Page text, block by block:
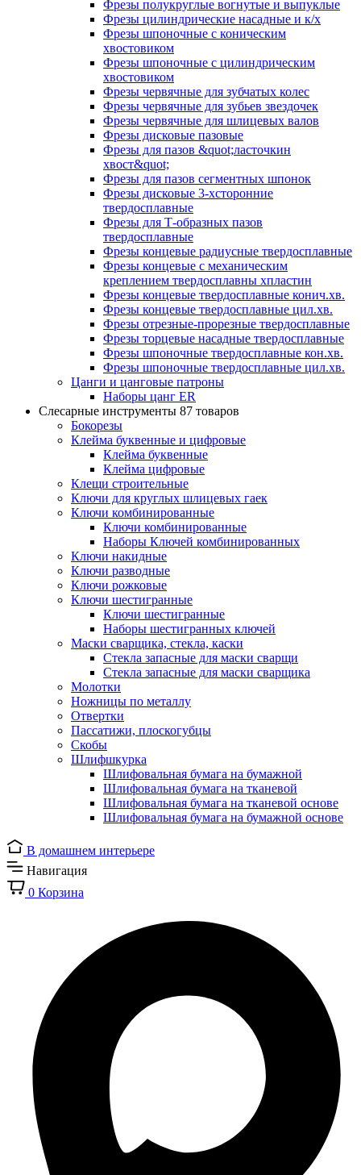
Фрезы полукруглые вогнутые и выпуклые
Фрезы цилиндрические насадные и к/х
Фрезы шпоночные с коническим
хвостовиком
Фрезы шпоночные с цилиндрическим
хвостовиком
Фрезы червячные для зубчатых колес
Фрезы червячные для зубьев звездочек
Фрезы червячные для шлицевых валов
Фрезы дисковые пазовые
Фрезы для пазов &quot;ласточкин
хвост&quot;
Фрезы для пазов сегментных шпонок
Фрезы дисковые 3-хсторонние
твердосплавные
Фрезы для Т-образных пазов
твердосплавные
Фрезы концевые радиусные твердосплавные
Фрезы концевые с механическим
креплением твердосплавны хпластин
Фрезы концевые твердосплавные конич.хв.
Фрезы концевые твердосплавные цил.хв.
Фрезы отрезные-прорезные твердосплавные
Фрезы торцевые насадные твердосплавные
Фрезы шпоночные твердосплавные кон.хв.
Фрезы шпоночные твердосплавные цил.хв.
Цанги и цанговые патроны
Наборы цанг ER
Слесарные инструменты 87 товаров
Бокорезы
Клейма буквенные и цифровые
Клейма буквенные
Клейма цифровые
Клещи строительные
Ключи для круглых шлицевых гаек
Ключи комбинированные
Ключи комбинированные
Наборы Ключей комбинированных
Ключи накидные
Ключи разводные
Ключи рожковые
Ключи шестигранные
Ключи шестигранные
Наборы шестигранных ключей
Маски сварщика, стекла, каски
Стекла запасные для маски сварщи
Стекла запасные для маски сварщика
Молотки
Ножницы по металлу
Отвертки
Пассатижи, плоскогубцы
Скобы
Шлифшкурка
Шлифовальная бумага на бумажной
Шлифовальная бумага на тканевой
Шлифовальная бумага на тканевой основе
Шлифовальная бумага на бумажной основе
В домашнем интерьере
Навигация
0 Корзина